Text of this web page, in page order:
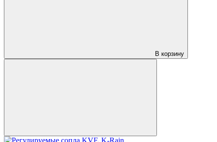
В корзину